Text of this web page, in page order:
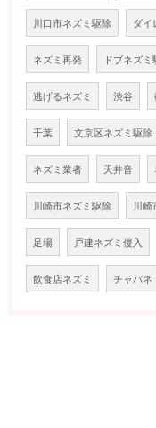
川口市ネズミ駆除 ダイ
ネズミ再発 ドブネズミ
逃げるネズミ 渋谷
千葉 文京区ネズミ駆除
ネズミ業者 天井音
川崎市ネズミ駆除 川崎
足場 戸建ネズミ侵入
飲食店ネズミ チャバネ